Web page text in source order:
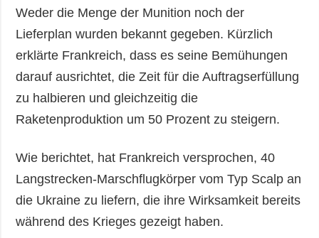
Weder die Menge der Munition noch der
Lieferplan wurden bekannt gegeben. Kürzlich
erklärte Frankreich, dass es seine Bemühungen
darauf ausrichtet, die Zeit für die Auftragserfüllung
zu halbieren und gleichzeitig die
Raketenproduktion um 50 Prozent zu steigern.
Wie berichtet, hat Frankreich versprochen, 40
Langstrecken-Marschflugkörper vom Typ Scalp an
die Ukraine zu liefern, die ihre Wirksamkeit bereits
während des Krieges gezeigt haben.